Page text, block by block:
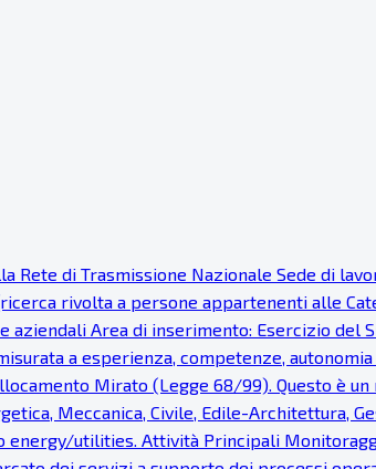
Rete di Trasmissione Nazionale Sede di
rivolta a persone appartenenti alle
Area di inserimento: Esercizio del
a esperienza, competenze,
Mirato (Legge 68/99). Questo è
Meccanica, Civile, Edile-Architettura,
energy/utilities. Attività Principali